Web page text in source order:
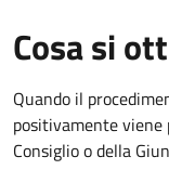
Cosa si
Quando il
positivamente viene
Consiglio o della